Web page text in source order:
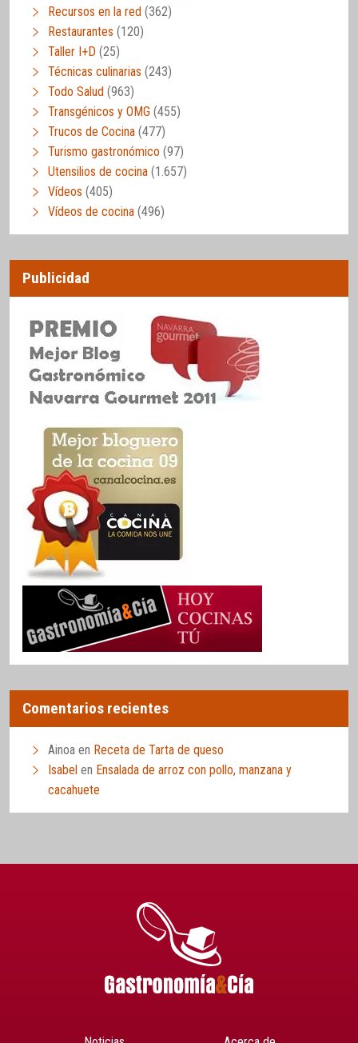
Recursos en la red (362)
Restaurantes (120)
Taller I+D (25)
Técnicas culinarias (243)
Todo Salud (963)
Transgénicos y OMG (455)
Trucos de Cocina (477)
Turismo gastronómico (97)
Utensilios de cocina (1.657)
Vídeos (405)
Vídeos de cocina (496)
Publicidad
Comentarios recientes
Ainoa en Receta de Tarta de queso
Isabel en Ensalada de arroz con pollo, manzana y
cacahuete